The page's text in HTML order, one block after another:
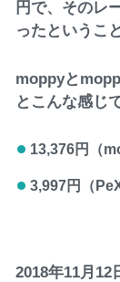
円で、そのレ
ったというこ
moppyと
とこんな感じ
13,376円（
3,997円（
2018年11月12